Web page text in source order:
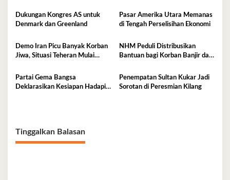
Dukungan Kongres AS untuk
Denmark dan Greenland
Pasar Amerika Utara Memanas
di Tengah Perselisihan Ekonomi
Demo Iran Picu Banyak Korban
Jiwa, Situasi Teheran Mulai
NHM Peduli Distribusikan
Bantuan bagi Korban Banjir dan
Partai Gema Bangsa
Deklarasikan Kesiapan Hadapi
Penempatan Sultan Kukar Jadi
Sorotan di Peresmian Kilang
Tinggalkan Balasan